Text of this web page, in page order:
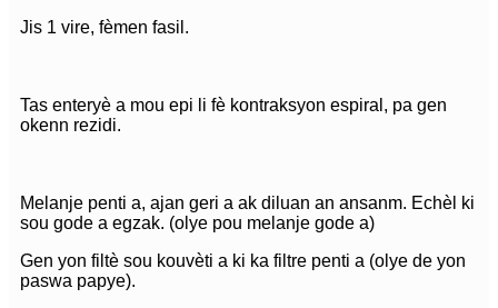
Jis 1 vire, fèmen fasil.
Tas enteryè a mou epi li fè kontraksyon espiral, pa gen
okenn rezidi.
Melanje penti a, ajan geri a ak diluan an ansanm. Echèl ki
sou gode a egzak. (olye pou melanje gode a)
Gen yon filtè sou kouvèti a ki ka filtre penti a (olye de yon
paswa papye).